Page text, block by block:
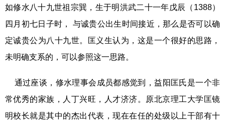
如修水八十九世祖宗巽，生于明洪武二十一年戊辰（1388）
四月初七日子时， 与诚贵公出生时间接近，那么是否可以确
定诚贵公为八十九世。匡义生认为，这是一个很好的思路，
未明确支系的，可以参照这一思路。
通过座谈，修水理事会成员都感觉到，益阳匡氏是一个非
常优秀的家族，人丁兴旺，人才济济。原北京理工大学匡镜
明校长就是其中的杰出代表，现在在任的处级以上干部有十